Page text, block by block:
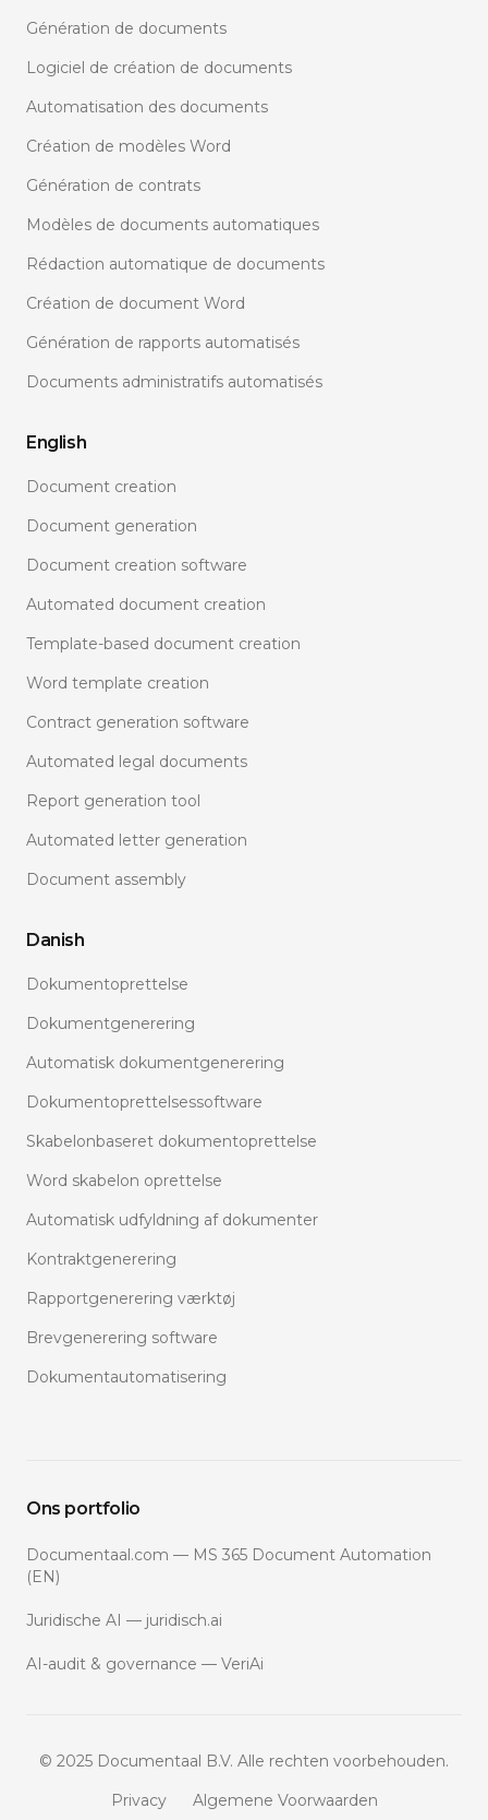
Génération de documents
Logiciel de création de documents
Automatisation des documents
Création de modèles Word
Génération de contrats
Modèles de documents automatiques
Rédaction automatique de documents
Création de document Word
Génération de rapports automatisés
Documents administratifs automatisés
English
Document creation
Document generation
Document creation software
Automated document creation
Template-based document creation
Word template creation
Contract generation software
Automated legal documents
Report generation tool
Automated letter generation
Document assembly
Danish
Dokumentoprettelse
Dokumentgenerering
Automatisk dokumentgenerering
Dokumentoprettelsessoftware
Skabelonbaseret dokumentoprettelse
Word skabelon oprettelse
Automatisk udfyldning af dokumenter
Kontraktgenerering
Rapportgenerering værktøj
Brevgenerering software
Dokumentautomatisering
Ons portfolio
Documentaal.com — MS 365 Document Automation
(EN)
Juridische AI — juridisch.ai
AI-audit & governance — VeriAi
© 2025 Documentaal B.V. Alle rechten voorbehouden.
Privacy
Algemene Voorwaarden